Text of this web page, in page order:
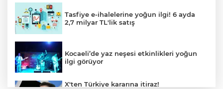
Tasfiye e-ihalelerine yoğun ilgi! 6 ayda
2,7 milyar TL'lik satış
Kocaeli’de yaz neşesi etkinlikleri yoğun
ilgi görüyor
X'ten Türkiye kararına itiraz!